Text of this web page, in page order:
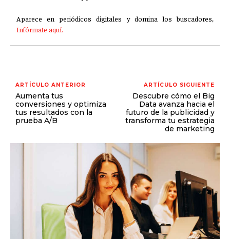
Aparece en periódicos digitales y domina los buscadores,
Infórmate aquí.
ARTÍCULO ANTERIOR
Aumenta tus
conversiones y optimiza
tus resultados con la
prueba A/B
ARTÍCULO SIGUIENTE
Descubre cómo el Big
Data avanza hacia el
futuro de la publicidad y
transforma tu estrategia
de marketing